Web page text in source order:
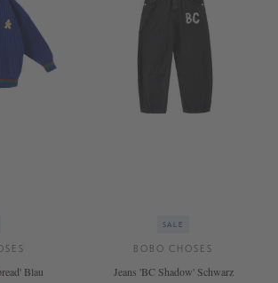
Blau
SALE
BOBO CHOSES
Jeans 'BC Shadow' Schwarz